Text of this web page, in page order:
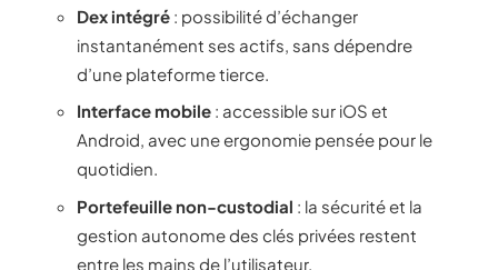
Dex intégré : possibilité d’échanger
instantanément ses actifs, sans dépendre
d’une plateforme tierce.
Interface mobile : accessible sur iOS et
Android, avec une ergonomie pensée pour le
quotidien.
Portefeuille non-custodial : la sécurité et la
gestion autonome des clés privées restent
entre les mains de l’utilisateur.